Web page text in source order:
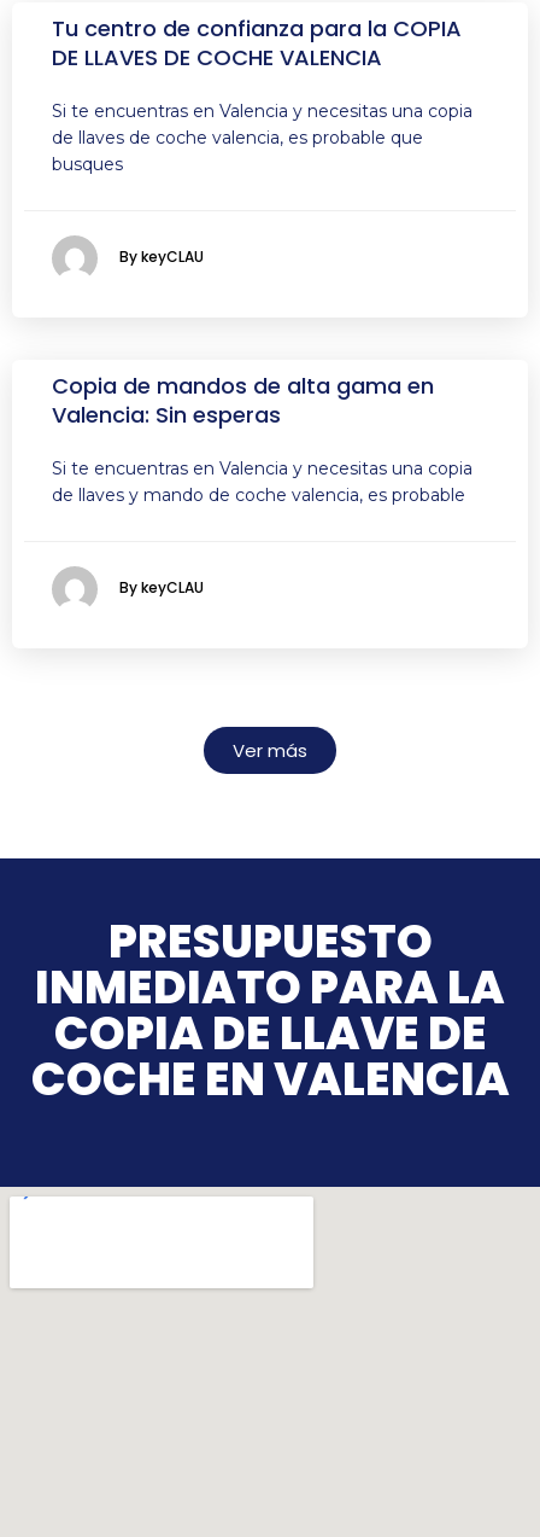
Tu centro de confianza para la COPIA
DE LLAVES DE COCHE VALENCIA
Si te encuentras en Valencia y necesitas una copia
de llaves de coche valencia, es probable que
busques
By keyCLAU
Copia de mandos de alta gama en
Valencia: Sin esperas
Si te encuentras en Valencia y necesitas una copia
de llaves y mando de coche valencia, es probable
By keyCLAU
Ver más
PRESUPUESTO
INMEDIATO PARA LA
COPIA DE LLAVE DE
COCHE EN VALENCIA